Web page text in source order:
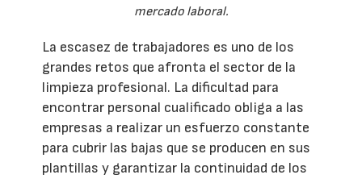
mercado laboral.
La escasez de trabajadores es uno de los
grandes retos que afronta el sector de la
limpieza profesional. La dificultad para
encontrar personal cualificado obliga a las
empresas a realizar un esfuerzo constante
para cubrir las bajas que se producen en sus
plantillas y garantizar la continuidad de los